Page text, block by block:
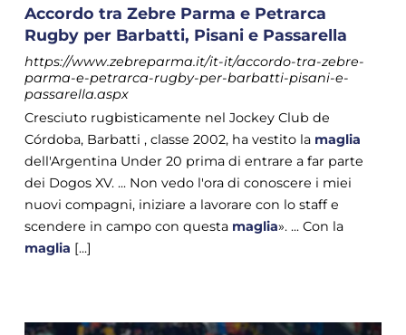
Accordo tra Zebre Parma e Petrarca
Rugby per Barbatti, Pisani e Passarella
https://www.zebreparma.it/it-it/accordo-tra-zebre-
parma-e-petrarca-rugby-per-barbatti-pisani-e-
passarella.aspx
Cresciuto rugbisticamente nel Jockey Club de
Córdoba, Barbatti , classe 2002, ha vestito la maglia
dell'Argentina Under 20 prima di entrare a far parte
dei Dogos XV. ... Non vedo l'ora di conoscere i miei
nuovi compagni, iniziare a lavorare con lo staff e
scendere in campo con questa maglia». ... Con la
maglia [...]